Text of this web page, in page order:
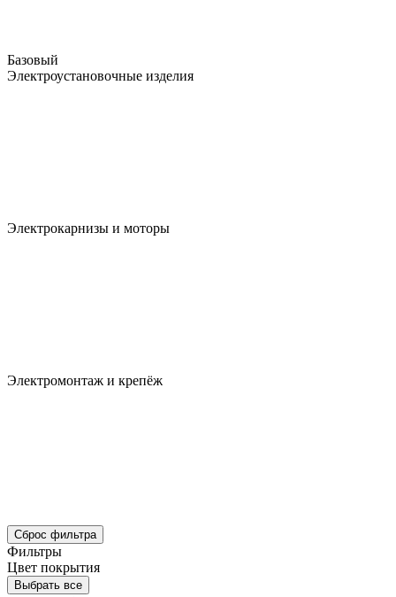
Базовый
Электроустановочные изделия
Электрокарнизы и моторы
Электромонтаж и крепёж
Сброс фильтра
Фильтры
Цвет покрытия
Выбрать все